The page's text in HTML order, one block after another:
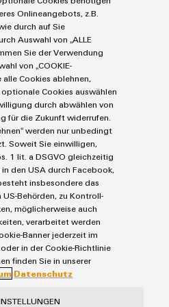
Produktinnovationen
Praxisnahe
Verbindungen für
Ihre Industrie.
Unsere Neuheiten
im Bereich
Industrial
Connectivity.
Onlineangebots, z.B.
durch auf Sie
Auswahl von „ALLE
Sie der Verwendung
von „COOKIE-
alle Cookies ablehnen,
Cookies auswählen
durch abwählen von
für die Zukunft widerrufen.
werden nur unbedingt
Soweit Sie einwilligen,
1 lit. a DSGVO gleichzeitig
den USA durch Facebook,
insbesondere das
Behörden, zu Kontroll-
möglicherweise auch
verarbeitet werden
Banner jederzeit im
in der Cookie-Richtlinie
finden Sie in unserer
Datenschutz